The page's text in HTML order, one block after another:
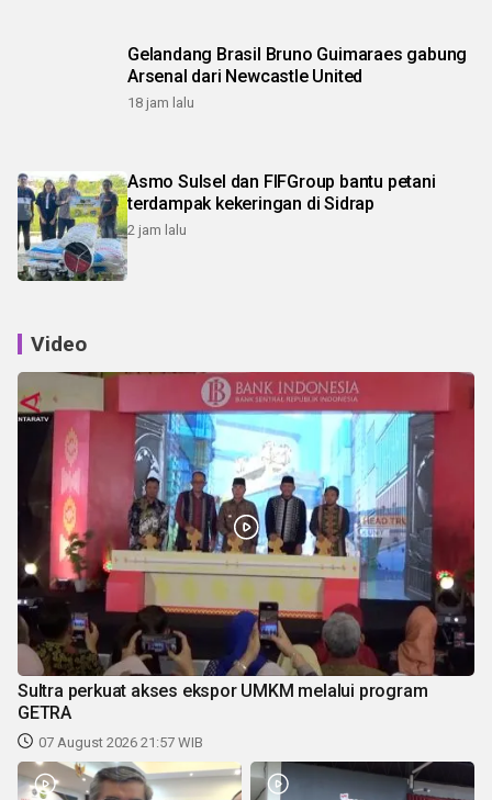
Gelandang Brasil Bruno Guimaraes gabung
Arsenal dari Newcastle United
18 jam lalu
Asmo Sulsel dan FIFGroup bantu petani
terdampak kekeringan di Sidrap
2 jam lalu
Video
Sultra perkuat akses ekspor UMKM melalui program
GETRA
07 August 2026 21:57 WIB